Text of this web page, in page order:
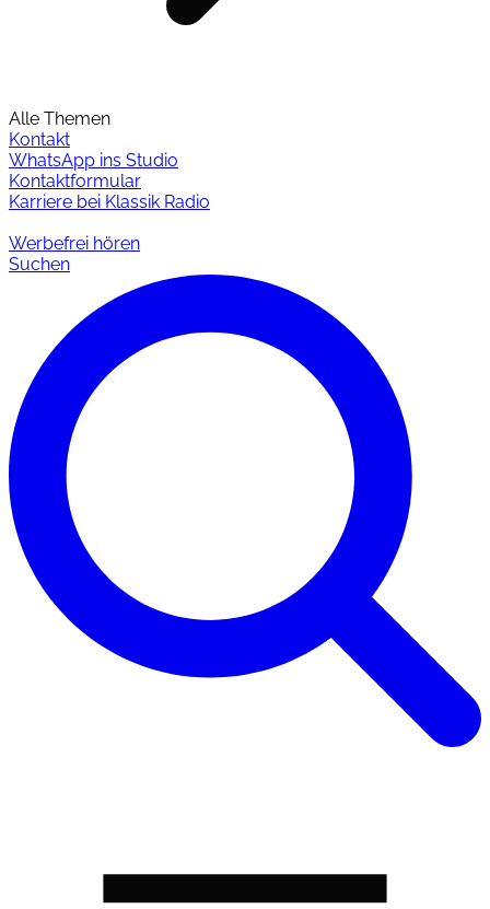
Alle Themen
Kontakt
WhatsApp ins Studio
Kontaktformular
Karriere bei Klassik Radio
Werbefrei hören
Suchen